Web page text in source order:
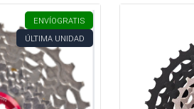
ENVÍOGRATIS
ÚLTIMA UNIDAD